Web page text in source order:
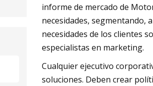
informe de mercado de
necesidades, segmentando,
necesidades de los clientes
especialistas en marketing.
Cualquier ejecutivo
soluciones. Deben crear